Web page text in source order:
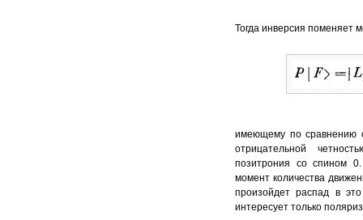
Тогда инверсия поменяет
имеющему по сравнению
отрицательной
позитрония со спином
момент количества
произойдет распад в
интересует только